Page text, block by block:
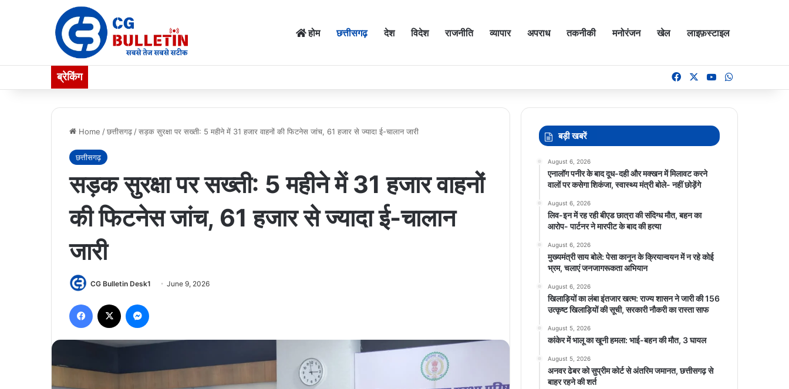
होम छत्तीसगढ़ देश विदेश राजनीति व्यापार अपराध तकनीकी मनोरंजन खेल लाइफ़स्टाइल
ब्रेकिंग FacebookYouTube
Home /छत्तीसगढ़ /सड़क सुरक्षा पर सख्ती: 5 महीने में 31 हजार वाहनों की फिटनेस जांच, 61 हजार से ज्यादा ई-चालान जारी
छत्तीसगढ़
सड़क सुरक्षा पर सख्ती: 5 महीने में 31 हजार वाहनों
की फिटनेस जांच, 61 हजार से ज्यादा ई-चालान
जारी
CG Bulletin Desk1 June 9, 2026
Facebook
बड़ी खबरें
August 6, 2026
एनालॉग पनीर के बाद दूध-दही और मक्खन में मिलावट करने
वालों पर कसेगा शिकंजा, स्वास्थ्य मंत्री बोले- नहीं छोड़ेंगे
August 6, 2026
लिव-इन में रह रही बीएड छात्रा की संदिग्ध मौत, बहन का
आरोप- पार्टनर ने मारपीट के बाद की हत्या
August 6, 2026
मुख्यमंत्री साय बोले: पेसा कानून के क्रियान्वयन में न रहे कोई
भ्रम, चलाएं जनजागरूकता अभियान
August 6, 2026
खिलाड़ियों का लंबा इंतजार खत्म: राज्य शासन ने जारी की 156
उत्कृष्ट खिलाड़ियों की सूची, सरकारी नौकरी का रास्ता साफ
August 5, 2026
कांकेर में भालू का खूनी हमला: भाई-बहन की मौत, 3 घायल
August 5, 2026
अनवर ढेबर को सुप्रीम कोर्ट से अंतरिम जमानत, छत्तीसगढ़ से
बाहर रहने की शर्त